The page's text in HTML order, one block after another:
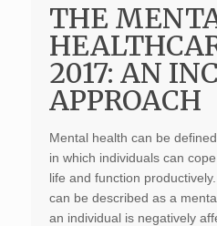
THE
2017: AN
APPROACH
Mental health can be
in which individuals can
life and function
can be described as a
an individual is negatively